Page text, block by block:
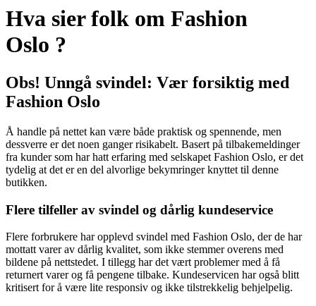
Hva sier folk om Fashion
Oslo ?
Obs! Unngå svindel: Vær forsiktig med
Fashion Oslo
Å handle på nettet kan være både praktisk og spennende, men
dessverre er det noen ganger risikabelt. Basert på tilbakemeldinger
fra kunder som har hatt erfaring med selskapet Fashion Oslo, er det
tydelig at det er en del alvorlige bekymringer knyttet til denne
butikken.
Flere tilfeller av svindel og dårlig kundeservice
Flere forbrukere har opplevd svindel med Fashion Oslo, der de har
mottatt varer av dårlig kvalitet, som ikke stemmer overens med
bildene på nettstedet. I tillegg har det vært problemer med å få
returnert varer og få pengene tilbake. Kundeservicen har også blitt
kritisert for å være lite responsiv og ikke tilstrekkelig behjelpelig.